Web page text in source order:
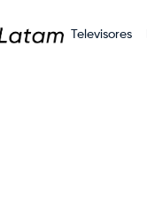
Televisores